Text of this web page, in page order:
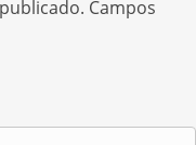
Campos